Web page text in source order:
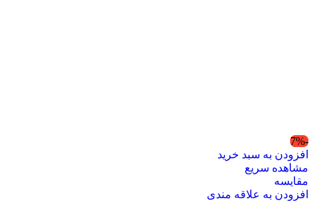
-7%
افزودن به سبد خرید
مشاهده سریع
مقایسه
افزودن به علاقه مندی